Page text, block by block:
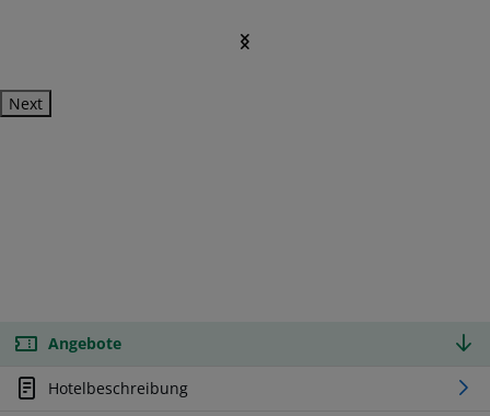
Next
Angebote
Hotelbeschreibung